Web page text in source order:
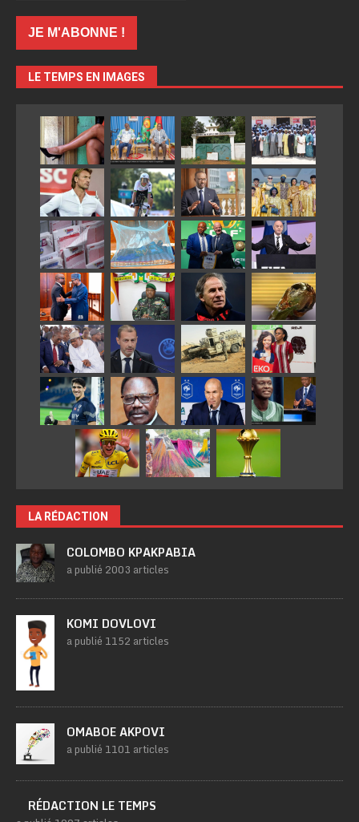
LE TEMPS EN IMAGES
LA RÉDACTION
COLOMBO KPAKPABIA
a publié 2003 articles
KOMI DOVLOVI
a publié 1152 articles
OMABOE AKPOVI
a publié 1101 articles
RÉDACTION LE TEMPS